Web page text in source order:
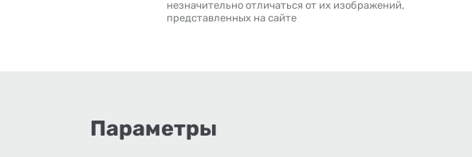
незначительно отличаться от их изображений,
представленных на сайте
Параметры